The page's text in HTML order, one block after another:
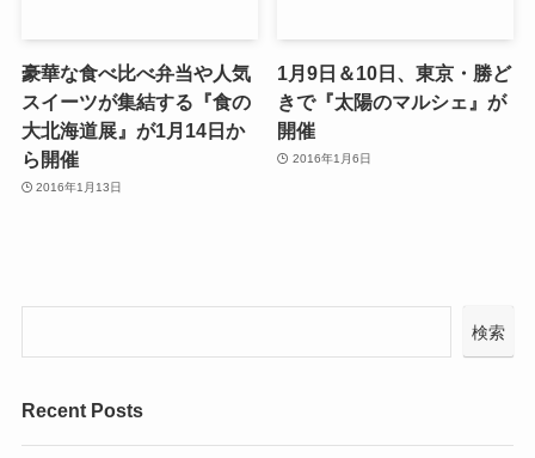
豪華な食べ比べ弁当や人気
スイーツが集結する『食の
大北海道展』が1月14日か
ら開催
2016年1月13日
1月9日＆10日、東京・勝ど
きで『太陽のマルシェ』が
開催
2016年1月6日
検索
Recent Posts